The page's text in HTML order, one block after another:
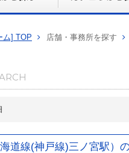
ム] TOP 店舗・事務所を探す
道線(神戸線)三ノ宮駅）